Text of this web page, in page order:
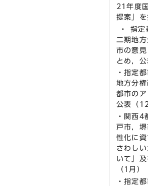
21年度
提案」を
・ 指定
二期地
市の意
とめ，
・指定
地方分
都市の
公表（
・関西4
戸市，
性化に
さわし
いて」
（1月）
・指定